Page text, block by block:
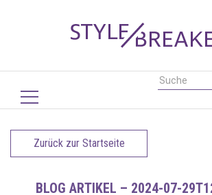
Zurück zur Startseite
BLOG ARTIKEL – 2024-07-